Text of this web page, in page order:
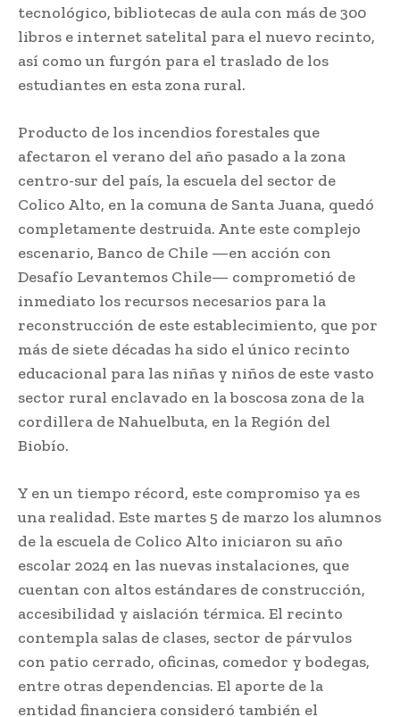
tecnológico, bibliotecas de aula con más de 300
libros e internet satelital para el nuevo recinto,
así como un furgón para el traslado de los
estudiantes en esta zona rural.
Producto de los incendios forestales que
afectaron el verano del año pasado a la zona
centro-sur del país, la escuela del sector de
Colico Alto, en la comuna de Santa Juana, quedó
completamente destruida. Ante este complejo
escenario, Banco de Chile —en acción con
Desafío Levantemos Chile— comprometió de
inmediato los recursos necesarios para la
reconstrucción de este establecimiento, que por
más de siete décadas ha sido el único recinto
educacional para las niñas y niños de este vasto
sector rural enclavado en la boscosa zona de la
cordillera de Nahuelbuta, en la Región del
Biobío.
Y en un tiempo récord, este compromiso ya es
una realidad. Este martes 5 de marzo los alumnos
de la escuela de Colico Alto iniciaron su año
escolar 2024 en las nuevas instalaciones, que
cuentan con altos estándares de construcción,
accesibilidad y aislación térmica. El recinto
contempla salas de clases, sector de párvulos
con patio cerrado, oficinas, comedor y bodegas,
entre otras dependencias. El aporte de la
entidad financiera consideró también el